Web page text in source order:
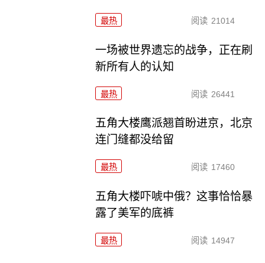
最热 阅读 21014
一场被世界遗忘的战争，正在刷
新所有人的认知
最热 阅读 26441
五角大楼鹰派翘首盼进京，北京
连门缝都没给留
最热 阅读 17460
五角大楼吓唬中俄？这事恰恰暴
露了美军的底裤
最热 阅读 14947